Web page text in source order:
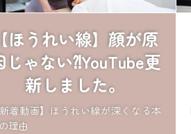
【ほうれい線】顔が原
じゃない⁈YouTube更
新しました。
新着動画】ほうれい線が深くなる本
理由